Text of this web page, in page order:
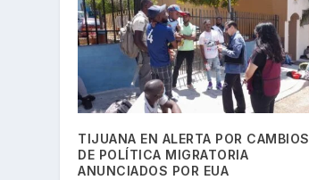
TIJUANA EN ALERTA POR CAMBIOS
DE POLÍTICA MIGRATORIA
ANUNCIADOS POR EUA